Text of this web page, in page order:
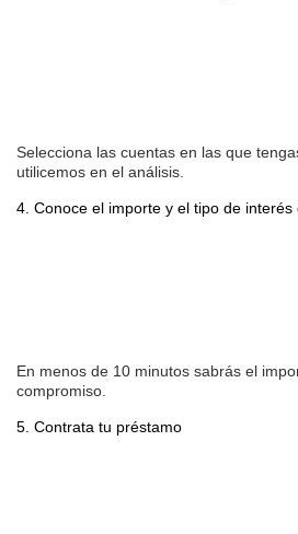
Selecciona las cuentas en las que
utilicemos en el análisis.
4. Conoce el importe y el tipo de interés
En menos de 10 minutos sabrás el
compromiso.
5. Contrata tu préstamo